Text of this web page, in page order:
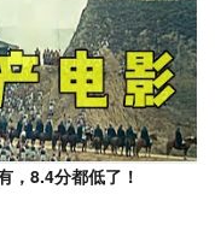
，8.4分都低了！